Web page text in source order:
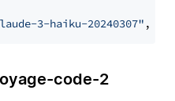
3-haiku-20240307" ,
code-2